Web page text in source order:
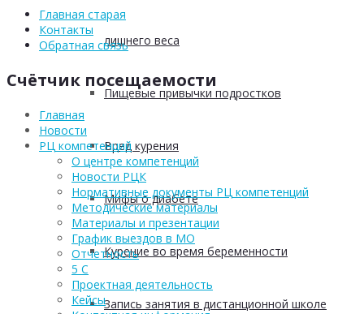
лишнего веса
Пищевые привычки подростков
Вред курения
Мифы о диабете
Курение во время беременности
Запись занятия в дистанционной школе
Главная старая
Контакты
Обратная связь
Счётчик посещаемости
Главная
Новости
РЦ компетенций
О центре компетенций
Новости РЦК
Нормативные документы РЦ компетенций
Методические материалы
Материалы и презентации
График выездов в МО
Отчетность
5 С
Проектная деятельность
Кейсы